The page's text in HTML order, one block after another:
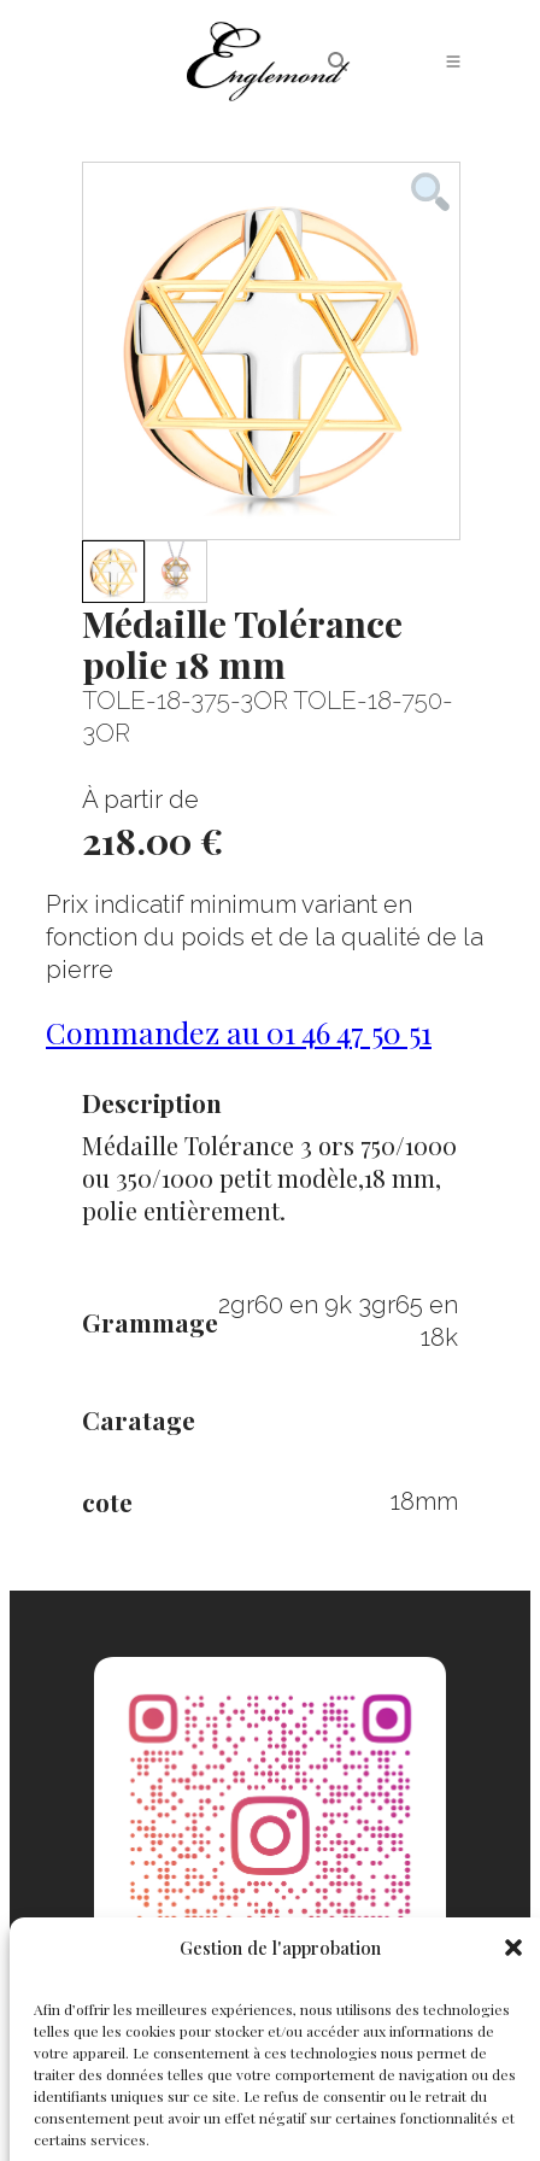
Gestion de l'approbation
Afin d’offrir les meilleures expériences, nous utilisons des technologies
telles que les cookies pour stocker et/ou accéder aux informations de
votre appareil. Le consentement à ces technologies nous permet de
traiter des données telles que votre comportement de navigation ou des
identifiants uniques sur ce site. Le refus de consentir ou le retrait du
consentement peut avoir un effet négatif sur certaines fonctionnalités et
certains services.
Médaille Tolérance
polie 18 mm
TOLE-18-375-3OR TOLE-18-750-
3OR
À partir de
218.00 €
Prix indicatif minimum variant en
fonction du poids et de la qualité de la
pierre
Commandez au 01 46 47 50 51
Description
Médaille Tolérance 3 ors 750/1000
ou 350/1000 petit modèle,18 mm,
polie entièrement.
Grammage
2gr60 en 9k 3gr65 en
18k
Caratage
cote 18mm
Englemond